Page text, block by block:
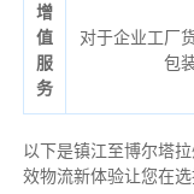
增
值
服
务
对于企业工厂
包
以下是镇江至博尔塔
效物流新体验让您在